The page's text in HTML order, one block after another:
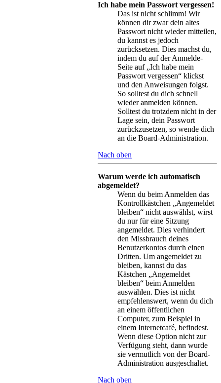
Ich habe mein Passwort vergessen!
Das ist nicht schlimm! Wir
können dir zwar dein altes
Passwort nicht wieder mitteilen,
du kannst es jedoch
zurücksetzen. Dies machst du,
indem du auf der Anmelde-
Seite auf „Ich habe mein
Passwort vergessen“ klickst
und den Anweisungen folgst.
So solltest du dich schnell
wieder anmelden können.
Solltest du trotzdem nicht in der
Lage sein, dein Passwort
zurückzusetzen, so wende dich
an die Board-Administration.
Nach oben
Warum werde ich automatisch
abgemeldet?
Wenn du beim Anmelden das
Kontrollkästchen „Angemeldet
bleiben“ nicht auswählst, wirst
du nur für eine Sitzung
angemeldet. Dies verhindert
den Missbrauch deines
Benutzerkontos durch einen
Dritten. Um angemeldet zu
bleiben, kannst du das
Kästchen „Angemeldet
bleiben“ beim Anmelden
auswählen. Dies ist nicht
empfehlenswert, wenn du dich
an einem öffentlichen
Computer, zum Beispiel in
einem Internetcafé, befindest.
Wenn diese Option nicht zur
Verfügung steht, dann wurde
sie vermutlich von der Board-
Administration ausgeschaltet.
Nach oben